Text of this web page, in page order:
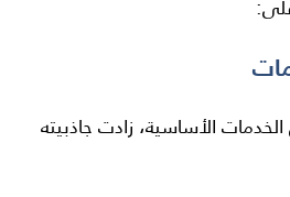
الخدمات الأساسية، زادت جاذبيته